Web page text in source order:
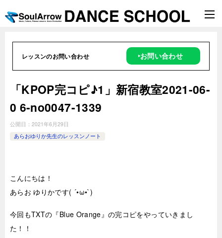
レッスンのお問い合わせ ‣お問い合わせ
「KPOP完コピ♪1」新宿教室2021-06-
0 6-no0047-1339
公開日： 2021年6月29日
あらおゆりか先生のレッスンノート
こんにちは！
あらお ゆりかです( ´•ω•`)
今回もTXTの『Blue Orange』の完コピをやっていきまし
た！！